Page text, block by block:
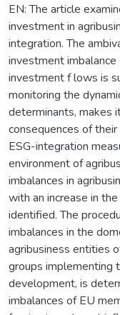
EN: The article
investment in
integration. The
investment
investment f lows is
monitoring the
determinants, makes
consequences of
ESG-integration
environment of
imbalances in
with an increase in
identified. The
imbalances in the
agribusiness entities
groups implementing
development, is
imbalances of EU